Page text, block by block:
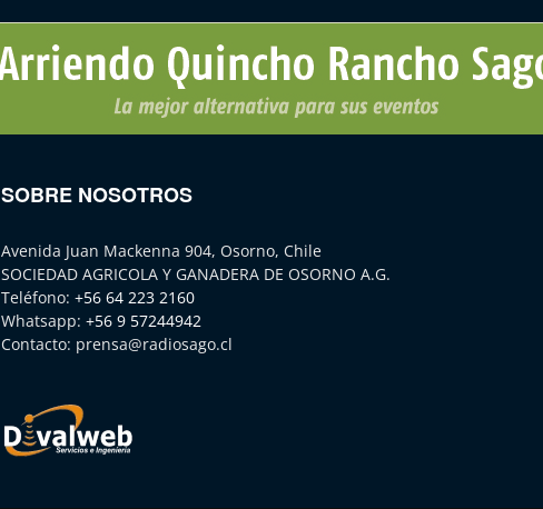
SOBRE NOSOTROS
Avenida Juan Mackenna 904, Osorno, Chile
SOCIEDAD AGRICOLA Y GANADERA DE OSORNO A.G.
Teléfono: +56 64 223 2160
Whatsapp: +56 9 57244942
Contacto: prensa@radiosago.cl